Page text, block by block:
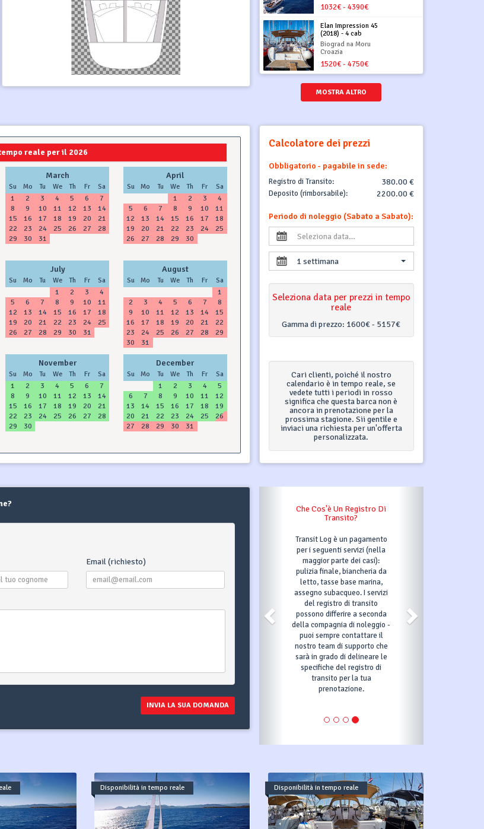
1032€ - 4390€
Elan Impression 45
(2018) - 4 cab
Biograd na Moru
Croazia
1520€ - 4750€
MOSTRA ALTRO
reale per il 2026
March
Su Mo Tu We Th Fr Sa
1 2 3 4 5 6
7
8
9 10 11 12 13
14
15
16 17 18 19 20
21
22
23 24 25 26 27
28
29
30 31
April
Su Mo Tu We Th Fr Sa
1 2 3
4
5
6 7 8 9 10
11
12
13 14 15 16 17
18
19
20 21 22 23 24
25
26
27 28 29 30
July
Su Mo Tu We Th Fr Sa
1 2 3
4
5
6 7 8 9 10
11
12
13 14 15 16 17
18
19
20 21 22 23 24
25
26
27 28 29 30 31
August
Su Mo Tu We Th Fr Sa
1
2
3 4 5 6 7
8
9
10 11 12 13 14
15
16
17 18 19 20 21
22
23
24 25 26 27 28
29
30
31
November
Su Mo Tu We Th Fr Sa
1 2 3 4 5 6
7
8
9 10 11 12 13
14
15
16 17 18 19 20
21
22
23 24 25 26 27
28
29
30
December
Su Mo Tu We Th Fr Sa
1 2 3 4
5
6
7 8 9 10 11
12
13
14 15 16 17 18
19
20
21 22 23 24 25
26
27
28 29 30 31
Calcolatore dei prezzi
Obbligatorio - pagabile in sede:
Registro di Transito: 380.00 €
Deposito (rimborsabile): 2200.00 €
Periodo di noleggio (Sabato a Sabato):
1 settimana
Seleziona data per prezzi in tempo
reale
Gamma di prezzo: 1600€ - 5157€
Cari clienti, poiché il nostro
calendario è in tempo reale, se
vedete tutti i periodi in rosso
significa che questa barca non è
ancora in prenotazione per la
prossima stagione. Sii gentile e
inviaci una richiesta per un'offerta
personalizzata.
Email (richiesto)
INVIA LA SUA DOMANDA
Che Cos'è Un Registro Di
Transito?
Transit Log è un pagamento
per i seguenti servizi (nella
maggior parte dei casi):
pulizia finale, biancheria da
letto, tasse base marina,
assegno subacqueo. I servizi
del registro di transito
possono differire a seconda
della compagnia di noleggio -
puoi sempre contattare il
nostro team di supporto che
sarà in grado di delineare le
specifiche del registro di
transito per la tua
prenotazione.
Disponibilità in tempo reale Disponibilità in tempo reale